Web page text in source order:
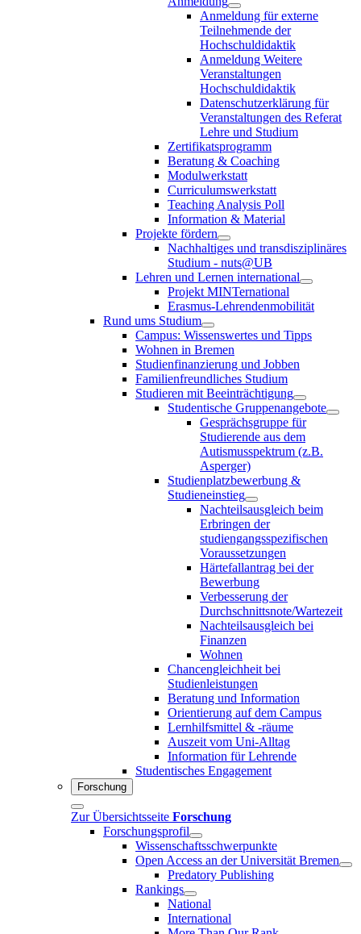
Anmeldung für externe
Teilnehmende der
Hochschuldidaktik
Anmeldung Weitere
Veranstaltungen
Hochschuldidaktik
Datenschutzerklärung für
Veranstaltungen des Referat
Lehre und Studium
Zertifikatsprogramm
Beratung & Coaching
Modulwerkstatt
Curriculumswerkstatt
Teaching Analysis Poll
Information & Material
Projekte fördern
Nachhaltiges und transdisziplinäres
Studium - nuts@UB
Lehren und Lernen international
Projekt MINTernational
Erasmus-Lehrendenmobilität
Rund ums Studium
Campus: Wissenswertes und Tipps
Wohnen in Bremen
Studienfinanzierung und Jobben
Familienfreundliches Studium
Studieren mit Beeinträchtigung
Studentische Gruppenangebote
Gesprächsgruppe für
Studierende aus dem
Autismusspektrum (z.B.
Asperger)
Studienplatzbewerbung &
Studieneinstieg
Nachteilsausgleich beim
Erbringen der
studiengangsspezifischen
Voraussetzungen
Härtefallantrag bei der
Bewerbung
Verbesserung der
Durchschnittsnote/Wartezeit
Nachteilsausgleich bei
Finanzen
Wohnen
Chancengleichheit bei
Studienleistungen
Beratung und Information
Orientierung auf dem Campus
Lernhilfsmittel & -räume
Auszeit vom Uni-Alltag
Information für Lehrende
Studentisches Engagement
Forschung
Zur Übersichtsseite Forschung
Forschungsprofil
Wissenschaftsschwerpunkte
Open Access an der Universität Bremen
Predatory Publishing
Rankings
National
International